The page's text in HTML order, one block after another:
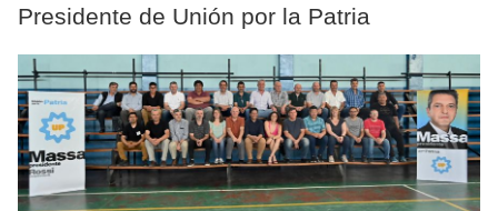
Presidente de Unión por la Patria